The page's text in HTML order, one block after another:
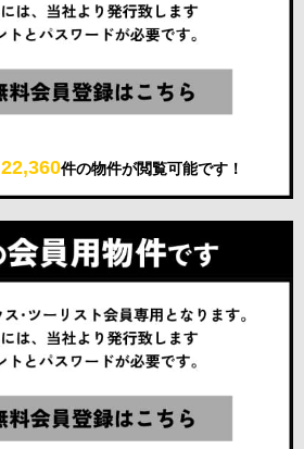
22,360件の物件が閲覧可能です！